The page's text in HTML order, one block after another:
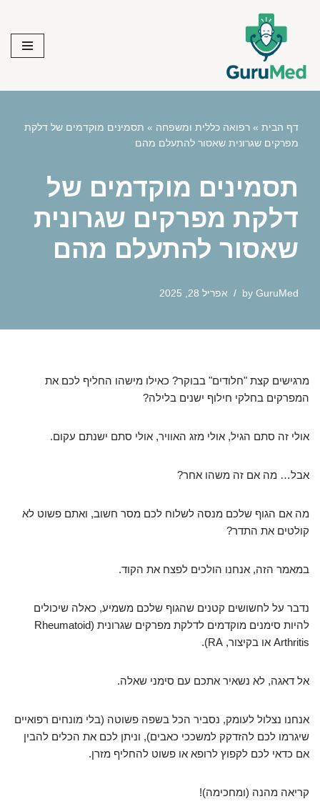
content
דף הבית » רפואה כללית ומשפחה » תסמינים מוקדמים של דלקת
מפרקים שגרונית שאסור להתעלם מהם
תסמינים מוקדמים של
דלקת מפרקים שגרונית
שאסור להתעלם מהם
by GuruMed אפריל 28, 2025
מרגישים קצת "חלודים" בבוקר? כאילו מישהו החליף לכם את
המפרקים בחלקי חילוף ישנים בלילה?
אולי זה סתם הגיל, אולי מזג האוויר, אולי סתם ישנתם עקום.
אבל… מה אם זה משהו אחר?
מה אם הגוף שלכם מנסה לשלוח לכם מסר חשוב, ואתם פשוט לא
קולטים את התדר?
במאמר הזה, אנחנו הולכים לפצח את הקוד.
נדבר על לחשושים קטנים שהגוף שלכם משמיע, כאלה שיכולים
להיות סימנים מוקדמים לדלקת מפרקים שגרונית (Rheumatoid
Arthritis או בקיצור, RA).
אל דאגה, לא נשאיר אתכם עם סימני שאלה.
אנחנו נצלול לעומק, נסביר הכל בשפה פשוטה (בלי מונחים רפואיים
שיגרמו לכם להזדקק למשככי כאבים), וניתן לכם את הכלים להבין
אם כדאי לכם לקפוץ לרופא או פשוט להחליף מזרן.
קריאה מהנה (ומחכימה)!